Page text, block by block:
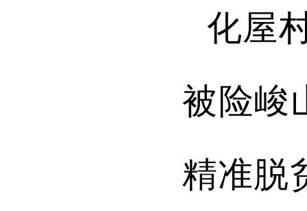
化屋
被险峻
精准脱